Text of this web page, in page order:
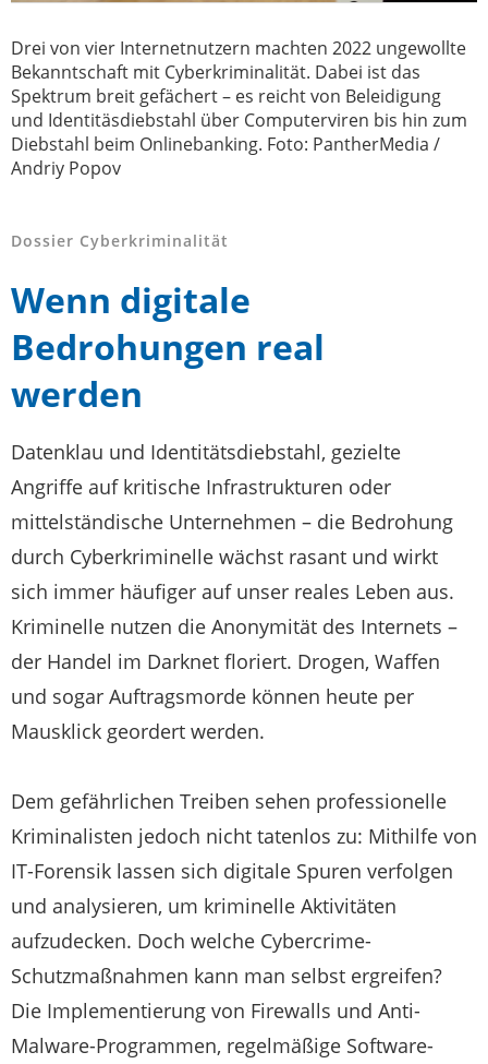
Drei von vier Internetnutzern machten 2022 ungewollte
Bekanntschaft mit Cyberkriminalität. Dabei ist das
Spektrum breit gefächert – es reicht von Beleidigung
und Identitäsdiebstahl über Computerviren bis hin zum
Diebstahl beim Onlinebanking. Foto: PantherMedia /
Andriy Popov
Dossier Cyberkriminalität
Wenn digitale
Bedrohungen real
werden
Datenklau und Identitätsdiebstahl, gezielte
Angriffe auf kritische Infrastrukturen oder
mittelständische Unternehmen – die Bedrohung
durch Cyberkriminelle wächst rasant und wirkt
sich immer häufiger auf unser reales Leben aus.
Kriminelle nutzen die Anonymität des Internets –
der Handel im Darknet floriert. Drogen, Waffen
und sogar Auftragsmorde können heute per
Mausklick geordert werden.
Dem gefährlichen Treiben sehen professionelle
Kriminalisten jedoch nicht tatenlos zu: Mithilfe von
IT-Forensik lassen sich digitale Spuren verfolgen
und analysieren, um kriminelle Aktivitäten
aufzudecken. Doch welche Cybercrime-
Schutzmaßnahmen kann man selbst ergreifen?
Die Implementierung von Firewalls und Anti-
Malware-Programmen, regelmäßige Software-